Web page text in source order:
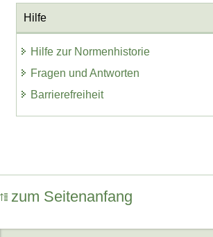
Hilfe
Hilfe zur Normenhistorie
Fragen und Antworten
Barrierefreiheit
zum Seitenanfang